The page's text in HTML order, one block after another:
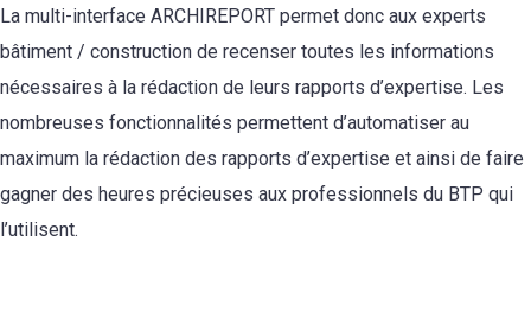
La multi-interface ARCHIREPORT permet donc aux experts
bâtiment / construction de recenser toutes les informations
nécessaires à la rédaction de leurs rapports d’expertise. Les
nombreuses fonctionnalités permettent d’automatiser au
maximum la rédaction des rapports d’expertise et ainsi de faire
gagner des heures précieuses aux professionnels du BTP qui
l’utilisent.